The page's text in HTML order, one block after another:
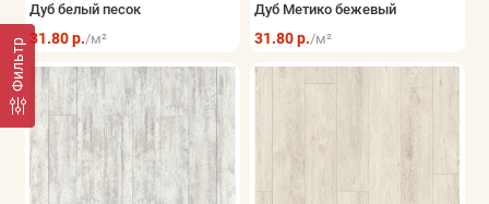
Фильтр
Дуб белый песок
31.80 р./м²
Дуб Метико бежевый
31.80 р./м²